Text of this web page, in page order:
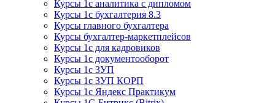
Курсы 1с аналитика с дипломом
Курсы 1с бухгалтерия 8.3
Курсы главного бухгалтера
Курсы бухгалтер-маркетплейсов
Курсы 1с для кадровиков
Курсы 1с документооборот
Курсы 1с ЗУП
Курсы 1с ЗУП КОРП
Курсы 1с Яндекс Практикум